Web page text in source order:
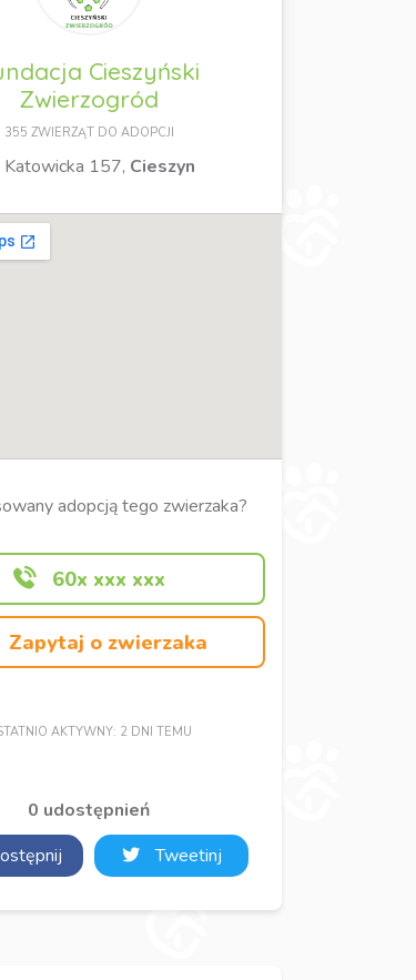
Cieszyński
Zwierzogród
355 ZWIERZĄT DO ADOPCJI
Katowicka 157, Cieszyn
adopcją tego zwierzaka?
60x xxx xxx
Zapytaj o zwierzaka
AKTYWNY: 2 DNI TEMU
0 udostępnień
Tweetinj